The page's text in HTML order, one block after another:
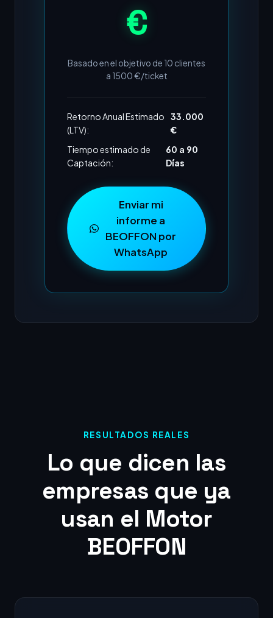
€
Basado en el objetivo de 10 clientes
a 1500€/ticket
Retorno Anual Estimado
(LTV):
33.000
€
Tiempo estimado de
Captación:
60 a 90
Días
Enviar mi
informe a
BEOFFON por
WhatsApp
RESULTADOS REALES
Lo que dicen las
empresas que ya
usan el Motor
BEOFFON